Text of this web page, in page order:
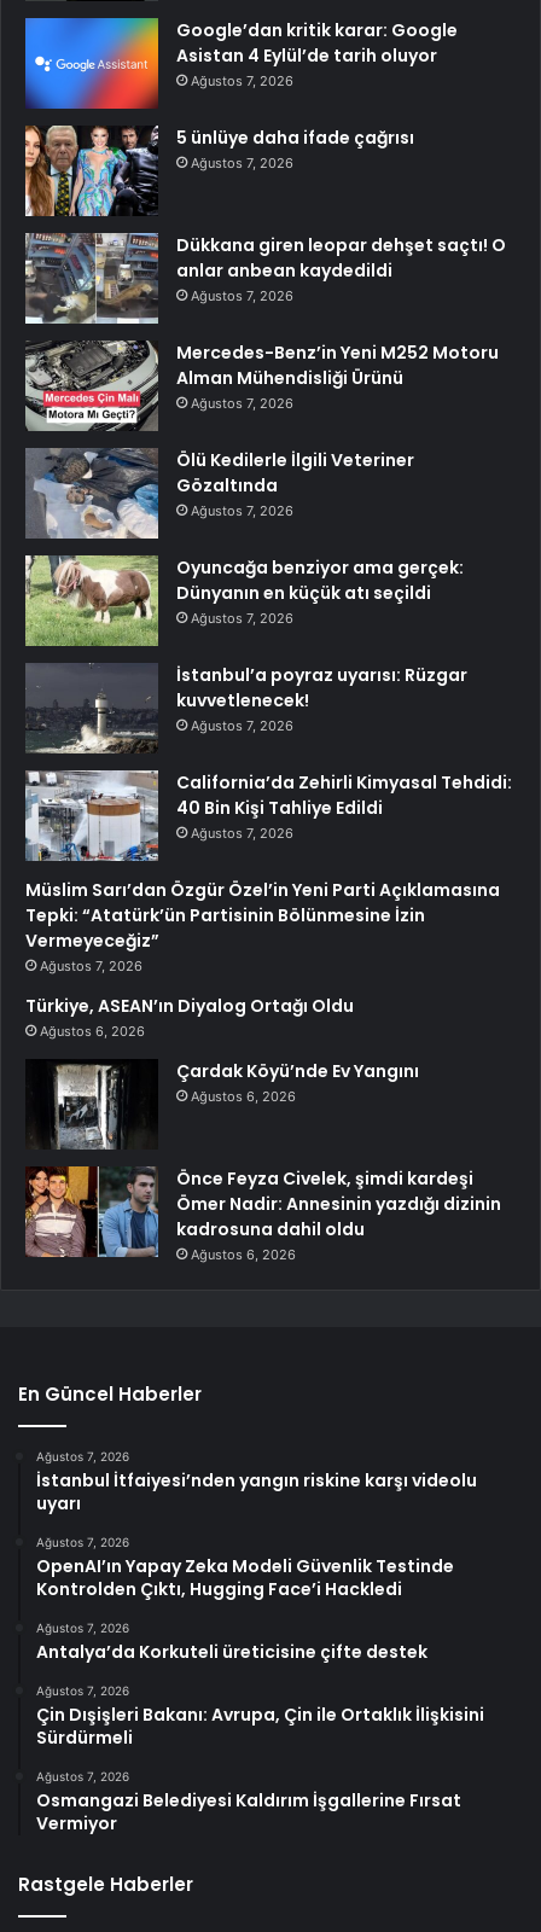
Google’dan kritik karar: Google
Asistan 4 Eylül’de tarih oluyor
Ağustos 7, 2026
5 ünlüye daha ifade çağrısı
Ağustos 7, 2026
Dükkana giren leopar dehşet saçtı! O
anlar anbean kaydedildi
Ağustos 7, 2026
Mercedes-Benz’in Yeni M252 Motoru
Alman Mühendisliği Ürünü
Ağustos 7, 2026
Ölü Kedilerle İlgili Veteriner
Gözaltında
Ağustos 7, 2026
Oyuncağa benziyor ama gerçek:
Dünyanın en küçük atı seçildi
Ağustos 7, 2026
İstanbul’a poyraz uyarısı: Rüzgar
kuvvetlenecek!
Ağustos 7, 2026
California’da Zehirli Kimyasal Tehdidi:
40 Bin Kişi Tahliye Edildi
Ağustos 7, 2026
Müslim Sarı’dan Özgür Özel’in Yeni Parti Açıklamasına
Tepki: “Atatürk’ün Partisinin Bölünmesine İzin
Vermeyeceğiz”
Ağustos 7, 2026
Türkiye, ASEAN’ın Diyalog Ortağı Oldu
Ağustos 6, 2026
Çardak Köyü’nde Ev Yangını
Ağustos 6, 2026
Önce Feyza Civelek, şimdi kardeşi
Ömer Nadir: Annesinin yazdığı dizinin
kadrosuna dahil oldu
Ağustos 6, 2026
En Güncel Haberler
Ağustos 7, 2026
İstanbul İtfaiyesi’nden yangın riskine karşı videolu
uyarı
Ağustos 7, 2026
OpenAI’ın Yapay Zeka Modeli Güvenlik Testinde
Kontrolden Çıktı, Hugging Face’i Hackledi
Ağustos 7, 2026
Antalya’da Korkuteli üreticisine çifte destek
Ağustos 7, 2026
Çin Dışişleri Bakanı: Avrupa, Çin ile Ortaklık İlişkisini
Sürdürmeli
Ağustos 7, 2026
Osmangazi Belediyesi Kaldırım İşgallerine Fırsat
Vermiyor
Rastgele Haberler